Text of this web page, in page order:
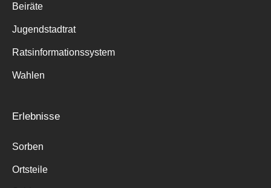
Beiräte
Jugendstadtrat
Ratsinformationssystem
Wahlen
Erlebnisse
Sorben
Ortsteile